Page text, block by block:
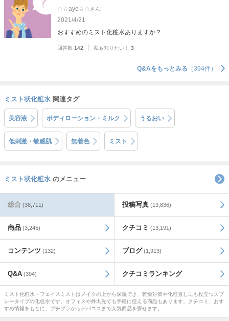
☆☆aye☆☆さん
2021/4/21
おすすめのミスト化粧水ありますか？
回答数 142 | 私も知りたい！ 3
Q&Aをもっとみる （394件）
ミスト状化粧水 関連タグ
美容液 ボディローション・ミルク うるおい
低刺激・敏感肌 無着色 ミスト
ミスト状化粧水 のメニュー
総合 (38,711) 投稿写真 (19,836)
商品 (3,245) クチコミ (13,191)
コンテンツ (132) ブログ (1,913)
Q&A (394) クチコミランキング
ミスト化粧水・フェイスミストはメイクの上から保湿でき、乾燥対策や化粧直しにも役立つスプ
レータイプの化粧水です。オフィスや外出先でも手軽に使える商品もあります。クチコミ、おす
すめ情報をもとに、プチプラからデパコスまで人気商品を探せます。